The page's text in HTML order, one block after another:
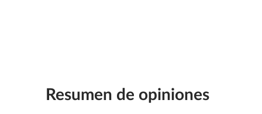
Resumen de opiniones